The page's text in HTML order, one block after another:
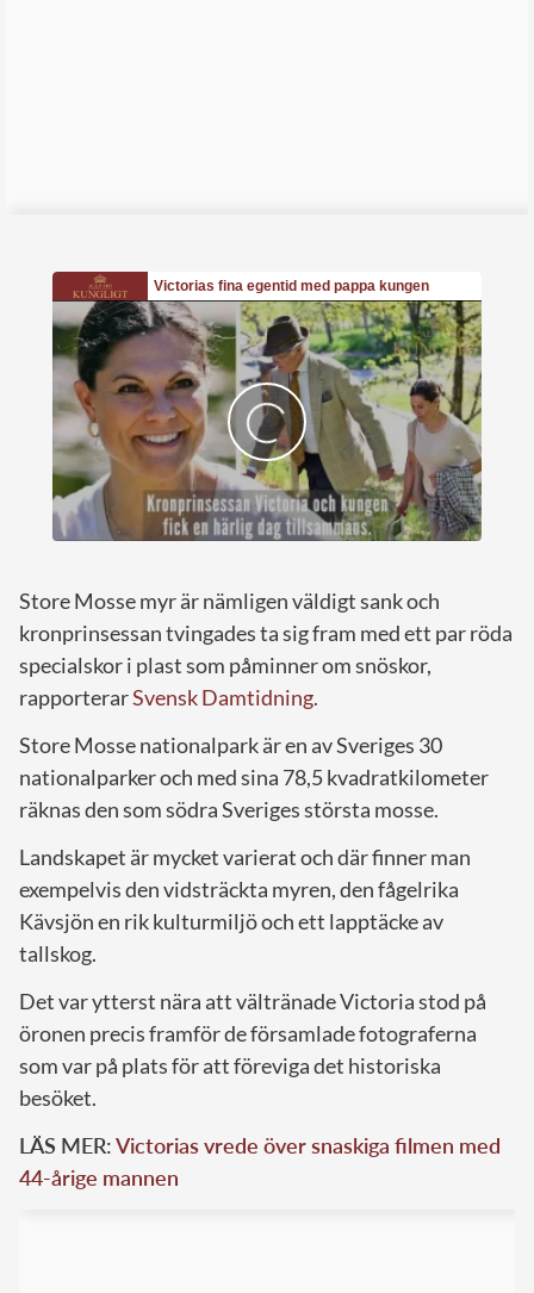
Store Mosse myr är nämligen väldigt sank och
kronprinsessan tvingades ta sig fram med ett par röda
specialskor i plast som påminner om snöskor,
rapporterarSvensk Damtidning.
Store Mosse nationalpark är en av Sveriges 30
nationalparker och med sina 78,5 kvadratkilometer
räknas den som södra Sveriges största mosse.
Landskapet är mycket varierat och där finner man
exempelvis den vidsträckta myren, den fågelrika
Kävsjön en rik kulturmiljö och ett lapptäcke av
tallskog.
Det var ytterst nära att vältränade Victoria stod på
öronen precis framför de församlade fotograferna
som var på plats för att föreviga det historiska
besöket.
LÄS MER:Victorias vrede över snaskiga filmen med
44-årige mannen